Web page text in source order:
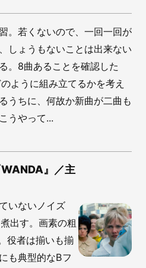
。若くないので、一回一回が
しょうもないことは出来ない
。8曲あることを確認した
ように組み立てるかを考え
うちに、何故か新曲が二曲も
うやって...
』／主
いないノイズ
出す。画素の粗
役者は揃いも揃
も典型的なBフ